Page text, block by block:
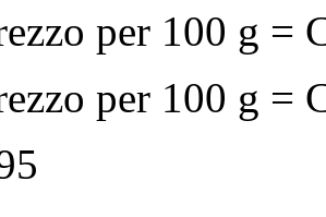
per 100 g =
per 100 g =